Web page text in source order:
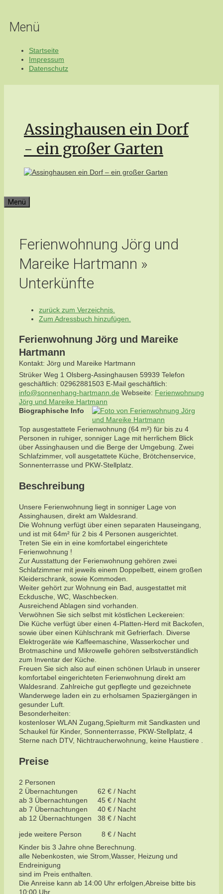
springen
Menü
Startseite
Impressum
Datenschutz
Assinghausen ein Dorf
- ein großer Garten
Menü
Ferienwohnung Jörg und
Mareike Hartmann »
Unterkünfte
zurück zum Verzeichnis.
Zum Adressbuch hinzufügen.
Ferienwohnung Jörg und Mareike
Hartmann
Kontakt: Jörg und Mareike Hartmann
Strüker Weg 1 Olsberg-Assinghausen 59939 Telefon
geschäftlich: 02962881503 E-Mail geschäftlich:
info@sonnenhang-hartmann.de Webseite: Ferienwohnung
Jörg und Mareike Hartmann
Biographische Info
Top ausgestattete Ferienwohnung (64 m²) für bis zu 4
Personen in ruhiger, sonniger Lage mit herrlichem Blick
über Assinghausen und die Berge der Umgebung. Zwei
Schlafzimmer, voll ausgetattete Küche, Brötchenservice,
Sonnenterrasse und PKW-Stellplatz.
Beschreibung
Unsere Ferienwohnung liegt in sonniger Lage von
Assinghausen, direkt am Waldesrand.
Die Wohnung verfügt über einen separaten Hauseingang,
und ist mit 64m² für 2 bis 4 Personen ausgerichtet.
Treten Sie ein in eine komfortabel eingerichtete
Ferienwohnung !
Zur Ausstattung der Ferienwohnung gehören zwei
Schlafzimmer mit jeweils einem Doppelbett, einem großen
Kleiderschrank, sowie Kommoden.
Weiter gehört zur Wohnung ein Bad, ausgestattet mit
Eckdusche, WC, Waschbecken.
Ausreichend Ablagen sind vorhanden.
Verwöhnen Sie sich selbst mit köstlichen Leckereien:
Die Küche verfügt über einen 4-Platten-Herd mit Backofen,
sowie über einen Kühlschrank mit Gefrierfach. Diverse
Elektrogeräte wie Kaffeemaschine, Wasserkocher und
Brotmaschine und Mikrowelle gehören selbstverständlich
zum Inventar der Küche.
Freuen Sie sich also auf einen schönen Urlaub in unserer
komfortabel eingerichteten Ferienwohnung direkt am
Waldesrand. Zahlreiche gut gepflegte und gezeichnete
Wanderwege laden ein zu erholsamen Spaziergängen in
gesunder Luft.
Besonderheiten:
kostenloser WLAN Zugang,Spielturm mit Sandkasten und
Schaukel für Kinder, Sonnenterrasse, PKW-Stellplatz, 4
Sterne nach DTV, Nichtraucherwohnung, keine Haustiere .
Preise
2 Personen
2 Übernachtungen 62 € / Nacht
ab 3 Übernachtungen 45 € / Nacht
ab 7 Übernachtungen 40 € / Nacht
ab 12 Übernachtungen 38 € / Nacht
jede weitere Person 8 € / Nacht
Kinder bis 3 Jahre ohne Berechnung.
alle Nebenkosten, wie Strom,Wasser, Heizung und
Endreinigung
sind im Preis enthalten.
Die Anreise kann ab 14:00 Uhr erfolgen,Abreise bitte bis
10:00 Uhr.